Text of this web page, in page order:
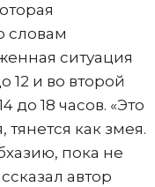
словам
ситуация
12 и во второй
до 18 часов. «Это
тянется как змея.
пока не
автор